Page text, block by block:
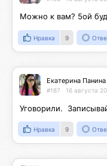
Можно к вам? 5ой
Нравка 9
Екатерина Панина
#187 16 августа
Уговорили.
Нравка 9